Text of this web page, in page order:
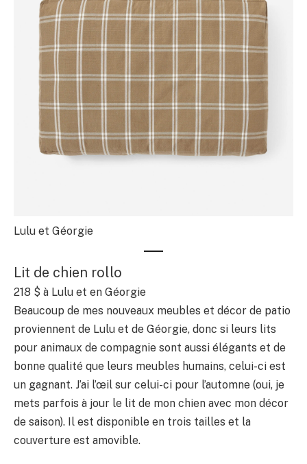
Lulu et Géorgie
Lit de chien rollo
218 $ à Lulu et en Géorgie
Beaucoup de mes nouveaux meubles et décor de patio
proviennent de Lulu et de Géorgie, donc si leurs lits
pour animaux de compagnie sont aussi élégants et de
bonne qualité que leurs meubles humains, celui-ci est
un gagnant. J’ai l’œil sur celui-ci pour l’automne (oui, je
mets parfois à jour le lit de mon chien avec mon décor
de saison). Il est disponible en trois tailles et la
couverture est amovible.